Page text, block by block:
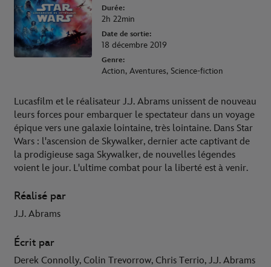
Durée:
2h 22min
Date de sortie:
18 décembre 2019
Genre:
Action, Aventures, Science-fiction
Lucasfilm et le réalisateur J.J. Abrams unissent de nouveau
leurs forces pour embarquer le spectateur dans un voyage
épique vers une galaxie lointaine, très lointaine. Dans Star
Wars : l'ascension de Skywalker, dernier acte captivant de
la prodigieuse saga Skywalker, de nouvelles légendes
voient le jour. L'ultime combat pour la liberté est à venir.
Réalisé par
J.J. Abrams
Écrit par
Derek Connolly, Colin Trevorrow, Chris Terrio, J.J. Abrams